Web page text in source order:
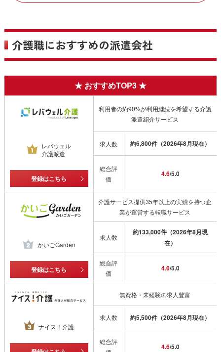
介護職におすすめの派遣会社
レバウェル
介護派遣
登録はこちら
利用者の約90%が利用継続を希望する介護
派遣紹介サービス
求人数 約6,800件（2026年8月現在）
総合評
価
4.6/5.0
かいごGarden
登録はこちら
介護サービス提供35年以上の実績を持つ企
業が運営する転職サービス
求人数
約133,000件（2026年8月現
在）
総合評
価
4.6/5.0
ナイス！介護
無資格・未経験の求人豊富
求人数 約5,500件（2026年8月現在）
総合評
4.6/5.0